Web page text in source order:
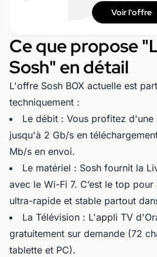
Voir l'offre
Ce que propose
Sosh" en détail
L'offre Sosh BOX actuelle est
techniquement :
Le débit : Vous profitez
jusqu'à 2 Gb/s en
Mb/s en envoi.
Le matériel : Sosh fournit la
avec le Wi-Fi 7. C’est le top
ultra-rapide et stable partout
La Télévision : L'appli TV
gratuitement sur demande (72
tablette et PC).